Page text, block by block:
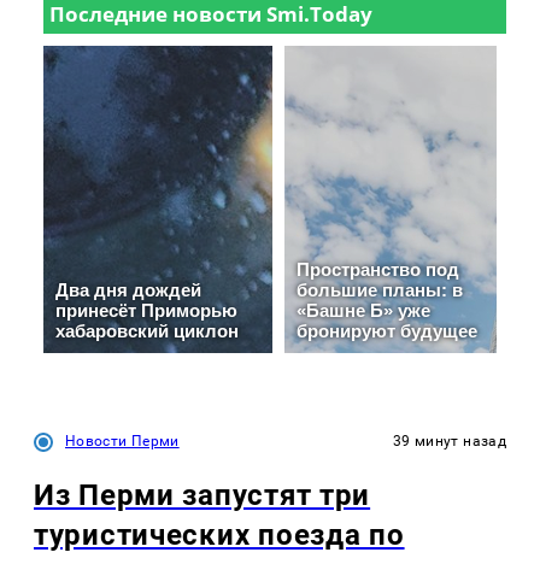
Новости Перми 39 минут назад
Из Перми запустят три
туристических поезда по